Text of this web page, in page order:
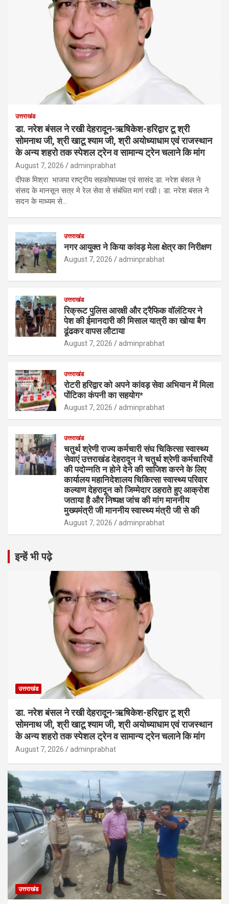
उत्तराखंड
डा. नरेश बंसल ने रखी देहरादून-ऋषिकेश-हरिद्वार टू श्री
सोमनाथ जी, श्री खाटू श्याम जी, श्री अयोध्याधाम एवं राजस्थान
के अन्य शहरो तक स्पेशल ट्रेन व सामान्य ट्रेन चलाने कि मांग
August 7, 2026 adminprabhat
दीपक मिश्रा भाजपा राष्ट्रीय सहकोषाध्यक्ष एवं सासंद डा. नरेश बंसल ने
संसद के मानसून सत्र मे रेल सेवा से संबंधित मागं रखी। डा. नरेश बंसल ने
सदन के माध्यम से…
उत्तराखंड
नगर आयुक्त ने किया कांवड़ मेला क्षेत्र का निरीक्षण
August 7, 2026 adminprabhat
उत्तराखंड
रिक्रूट पुलिस आरक्षी और ट्रैफिक वॉलंटियर ने
पेश की ईमानदारी की मिसाल यात्री का खोया बैग
ढूंढकर वापस लौटाया
August 7, 2026 adminprabhat
उत्तराखंड
रोटरी हरिद्वार को अपने कांवड़ सेवा अभियान में मिला
पोंटिका कंपनी का सहयोग*
August 7, 2026 adminprabhat
उत्तराखंड
चतुर्थ श्रेणी राज्य कर्मचारी संघ चिकित्सा स्वास्थ्य
सेवाएं उत्तराखंड देहरादून ने चतुर्थ श्रेणी कर्मचारियों
की पदोन्नति न होने देने की साजिश करने के लिए
कार्यालय महानिदेशालय चिकित्सा स्वास्थ्य परिवार
कल्याण देहरादून को जिम्मेदार ठहराते हुए आक्रोश
जताया है और निष्पक्ष जांच की मांग माननीय
मुख्यमंत्री जी माननीय स्वास्थ्य मंत्री जी से की
August 7, 2026 adminprabhat
इन्हें भी पढ़े
उत्तराखंड
डा. नरेश बंसल ने रखी देहरादून-ऋषिकेश-हरिद्वार टू श्री
सोमनाथ जी, श्री खाटू श्याम जी, श्री अयोध्याधाम एवं राजस्थान
के अन्य शहरो तक स्पेशल ट्रेन व सामान्य ट्रेन चलाने कि मांग
August 7, 2026 adminprabhat
उत्तराखंड